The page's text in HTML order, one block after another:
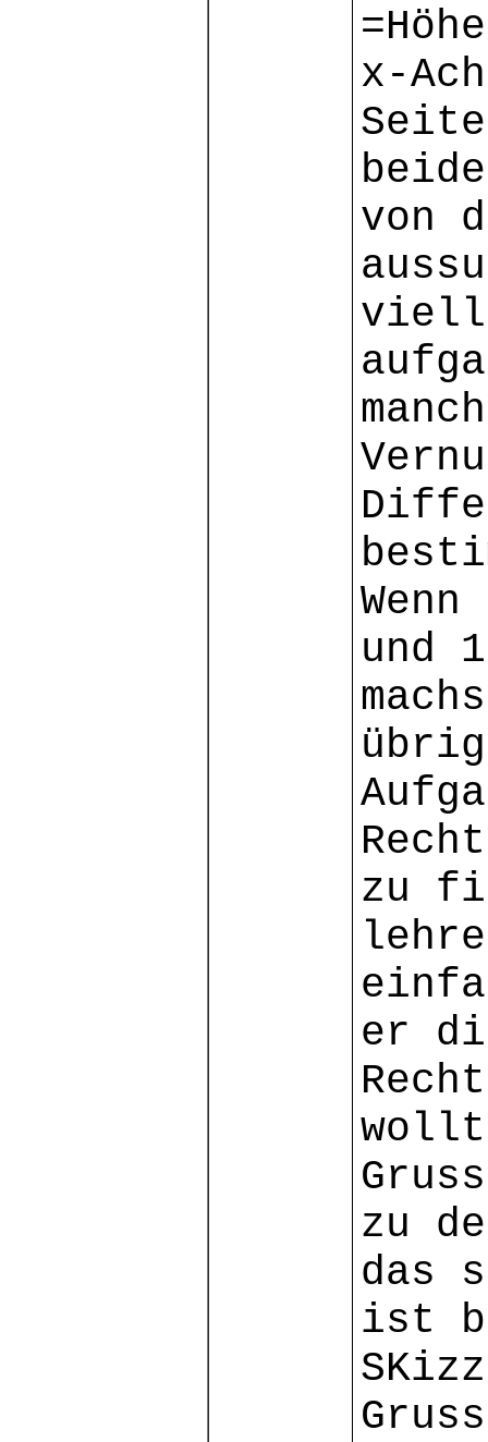
x-
von
und
zu
er
zu
das
ist